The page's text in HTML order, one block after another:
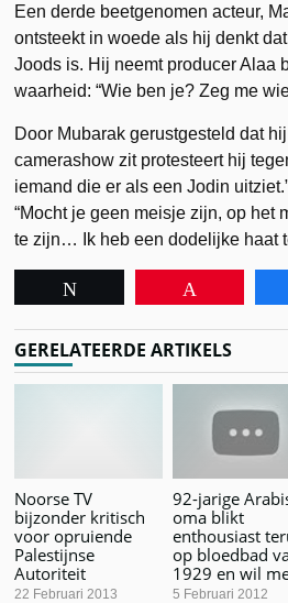
Een derde beetgenomen acteur,
ontsteekt in woede als hij denkt
Joods is. Hij neemt producer Alaa
waarheid: “Wie ben je? Zeg me
Door Mubarak gerustgesteld dat
camerashow zit protesteert hij
iemand die er als een Jodin
“Mocht je geen meisje zijn, op het
te zijn… Ik heb een dodelijke haat
GERELATEERDE ARTIKELS
Noorse TV
bijzonder kritisch
voor opruiende
Palestijnse
Autoriteit
22 Februari 2013
92-jarige
oma blikt
enthousiast
op bloedbad
1929 en wil
5 Februari 2012